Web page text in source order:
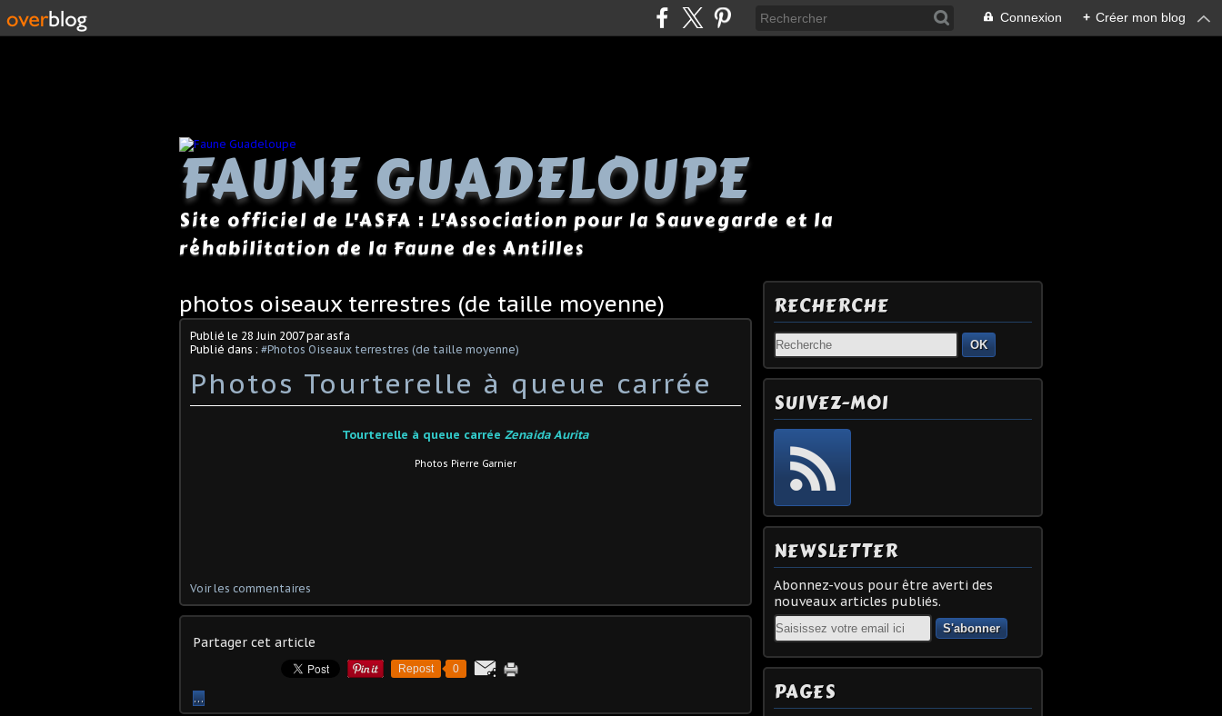
Connexion + Créer mon blog
FAUNE GUADELOUPE
Site officiel de L'ASFA : L'Association pour la Sauvegarde et la
réhabilitation de la Faune des Antilles
photos oiseaux terrestres (de taille moyenne)
Publié le 28 Juin 2007par asfa
Publié dans : #Photos Oiseaux terrestres (de taille moyenne)
Photos Tourterelle à queue carrée
Tourterelle à queue carrée Zenaida Aurita
Photos Pierre Garnier
Voir les commentaires
Partager cet article
Repost 0
…
RECHERCHE
OK
SUIVEZ-MOI
NEWSLETTER
Abonnez-vous pour être averti des
nouveaux articles publiés.
Email
PAGES